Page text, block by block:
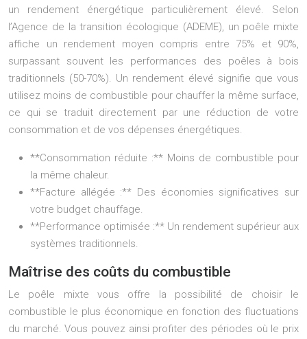
un rendement énergétique particulièrement élevé. Selon
l’Agence de la transition écologique (ADEME), un poêle mixte
affiche un rendement moyen compris entre 75% et 90%,
surpassant souvent les performances des poêles à bois
traditionnels (50-70%). Un rendement élevé signifie que vous
utilisez moins de combustible pour chauffer la même surface,
ce qui se traduit directement par une réduction de votre
consommation et de vos dépenses énergétiques.
**Consommation réduite :** Moins de combustible pour
la même chaleur.
**Facture allégée :** Des économies significatives sur
votre budget chauffage.
**Performance optimisée :** Un rendement supérieur aux
systèmes traditionnels.
Maîtrise des coûts du combustible
Le poêle mixte vous offre la possibilité de choisir le
combustible le plus économique en fonction des fluctuations
du marché. Vous pouvez ainsi profiter des périodes où le prix